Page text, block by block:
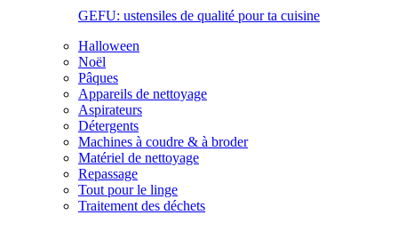
GEFU: ustensiles de qualité pour ta cuisine
Halloween
Noël
Pâques
Appareils de nettoyage
Aspirateurs
Détergents
Machines à coudre & à broder
Matériel de nettoyage
Repassage
Tout pour le linge
Traitement des déchets